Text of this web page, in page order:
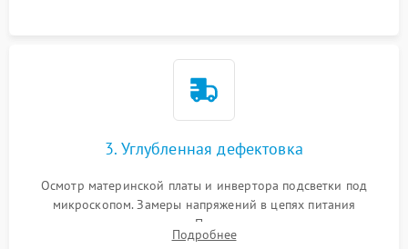
1000 ₽
Неисправность BIOS 1500 ₽ Подробнее →
3. Углубленная дефектовка
Осмотр материнской платы и инвертора подсветки под
микроскопом. Замеры напряжений в цепях питания
процессора и видеокарты. Проверка состояния жесткого
диска и оперативной памяти с помощью POST-карт и
Подробнее